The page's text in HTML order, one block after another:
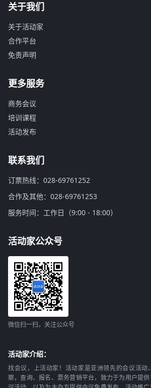
关于我们
关于活动家
合作平台
免责声明
更多服务
商务会议
培训课程
活动发布
联系我们
订票热线：028-69761252
合作及其他：028-69761253
服务时间：工作日（9:00 - 18:00）
活动家公众号
微信扫一扫，关注公众号
活动家介绍：
找会议，上活动家！活动家是亚洲领先的会议活动
察，查询、报名、票务营销平台，致力于为用户提